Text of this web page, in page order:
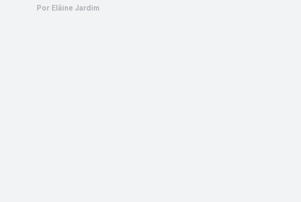
Por Elâine Jardim